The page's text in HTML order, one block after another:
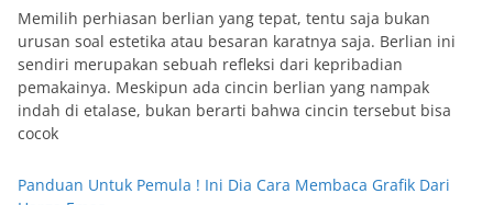
Memilih perhiasan berlian yang tepat, tentu saja bukan
urusan soal estetika atau besaran karatnya saja. Berlian ini
sendiri merupakan sebuah refleksi dari kepribadian
pemakainya. Meskipun ada cincin berlian yang nampak
indah di etalase, bukan berarti bahwa cincin tersebut bisa
cocok
Panduan Untuk Pemula ! Ini Dia Cara Membaca Grafik Dari